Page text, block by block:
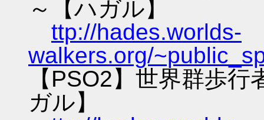
～【ハガル】
ttp://hades.worlds-
walkers.org/
【PSO2】世界群歩
ガル】